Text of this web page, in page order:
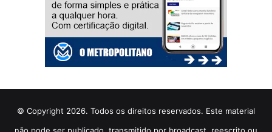
© Copyright 2026. Todos os direitos reservados. Este material